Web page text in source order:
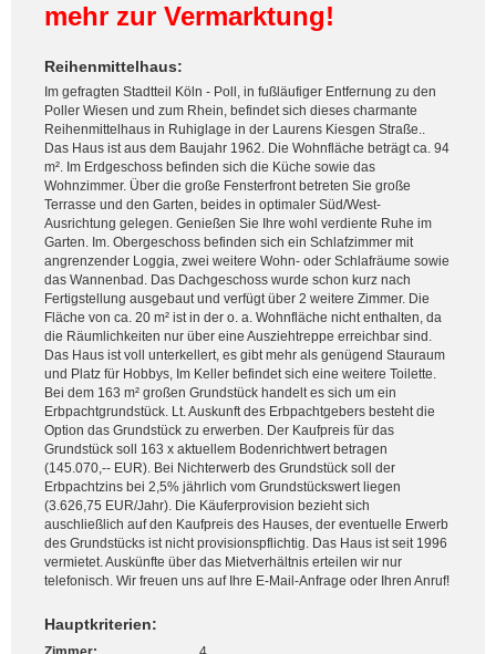
mehr zur Vermarktung!
Reihenmittelhaus:
Im gefragten Stadtteil Köln - Poll, in fußläufiger Entfernung zu den
Poller Wiesen und zum Rhein, befindet sich dieses charmante
Reihenmittelhaus in Ruhiglage in der Laurens Kiesgen Straße..
Das Haus ist aus dem Baujahr 1962. Die Wohnfläche beträgt ca. 94
m². Im Erdgeschoss befinden sich die Küche sowie das
Wohnzimmer. Über die große Fensterfront betreten Sie große
Terrasse und den Garten, beides in optimaler Süd/West-
Ausrichtung gelegen. Genießen Sie Ihre wohl verdiente Ruhe im
Garten. Im. Obergeschoss befinden sich ein Schlafzimmer mit
angrenzender Loggia, zwei weitere Wohn- oder Schlafräume sowie
das Wannenbad. Das Dachgeschoss wurde schon kurz nach
Fertigstellung ausgebaut und verfügt über 2 weitere Zimmer. Die
Fläche von ca. 20 m² ist in der o. a. Wohnfläche nicht enthalten, da
die Räumlichkeiten nur über eine Ausziehtreppe erreichbar sind.
Das Haus ist voll unterkellert, es gibt mehr als genügend Stauraum
und Platz für Hobbys, Im Keller befindet sich eine weitere Toilette.
Bei dem 163 m² großen Grundstück handelt es sich um ein
Erbpachtgrundstück. Lt. Auskunft des Erbpachtgebers besteht die
Option das Grundstück zu erwerben. Der Kaufpreis für das
Grundstück soll 163 x aktuellem Bodenrichtwert betragen
(145.070,-- EUR). Bei Nichterwerb des Grundstück soll der
Erbpachtzins bei 2,5% jährlich vom Grundstückswert liegen
(3.626,75 EUR/Jahr). Die Käuferprovision bezieht sich
auschließlich auf den Kaufpreis des Hauses, der eventuelle Erwerb
des Grundstücks ist nicht provisionspflichtig. Das Haus ist seit 1996
vermietet. Auskünfte über das Mietverhältnis erteilen wir nur
telefonisch. Wir freuen uns auf Ihre E-Mail-Anfrage oder Ihren Anruf!
Hauptkriterien: